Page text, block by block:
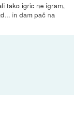
tako igric ne igram,
in dam pač na